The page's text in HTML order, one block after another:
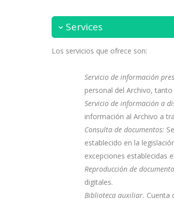
Services
Los servicios que ofrece son:
Servicio de información
personal del Archivo,
Servicio de información a
información al Archivo a
Consulta de documentos:
establecido en la
excepciones establecidas
Reproducción de
digitales.
Biblioteca auxiliar. Cuenta